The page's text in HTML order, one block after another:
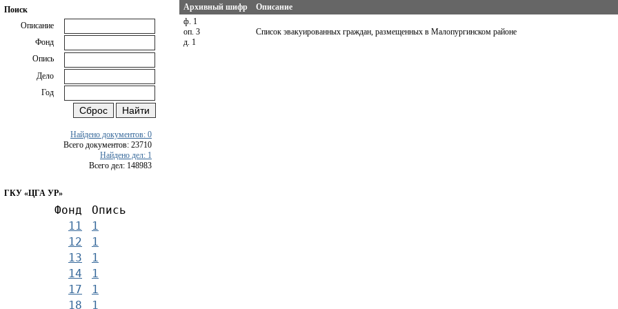
Поиск
Описание
Фонд
Опись
Дело
Год
Найдено документов: 0
Всего документов: 23710
Найдено дел: 1
Всего дел: 148983
ГКУ «ЦГА УР»
Фонд
Опись
11
1
12
1
13
1
14
1
17
1
18
1
Архивный шифр Описание
ф. 1
оп. 3
д. 1
Список эвакуированных граждан, размещенных в Малопургинском районе